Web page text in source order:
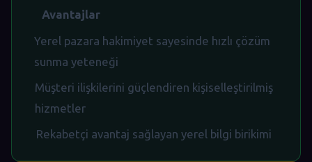
Avantajlar
Yerel pazara hakimiyet sayesinde hızlı çözüm
sunma yeteneği
Müşteri ilişkilerini güçlendiren kişiselleştirilmiş
hizmetler
Rekabetçi avantaj sağlayan yerel bilgi birikimi